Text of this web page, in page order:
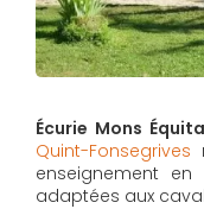
Écurie Mons
Quint-Fonsegrives
enseignement
adaptées aux